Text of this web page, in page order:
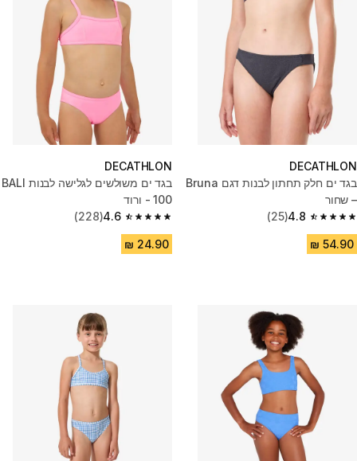
DECATHLON
בגד ים חלק תחתון לבנות דגם Bruna
– שחור
4.8
4.8 out of 5 stars from 25 reviews
(25)
DECATHLON
בגד ים משולשים לגלישה לבנות BALI
100 - ורוד
4.6
4.6 out of 5 stars from 228 reviews
(228)